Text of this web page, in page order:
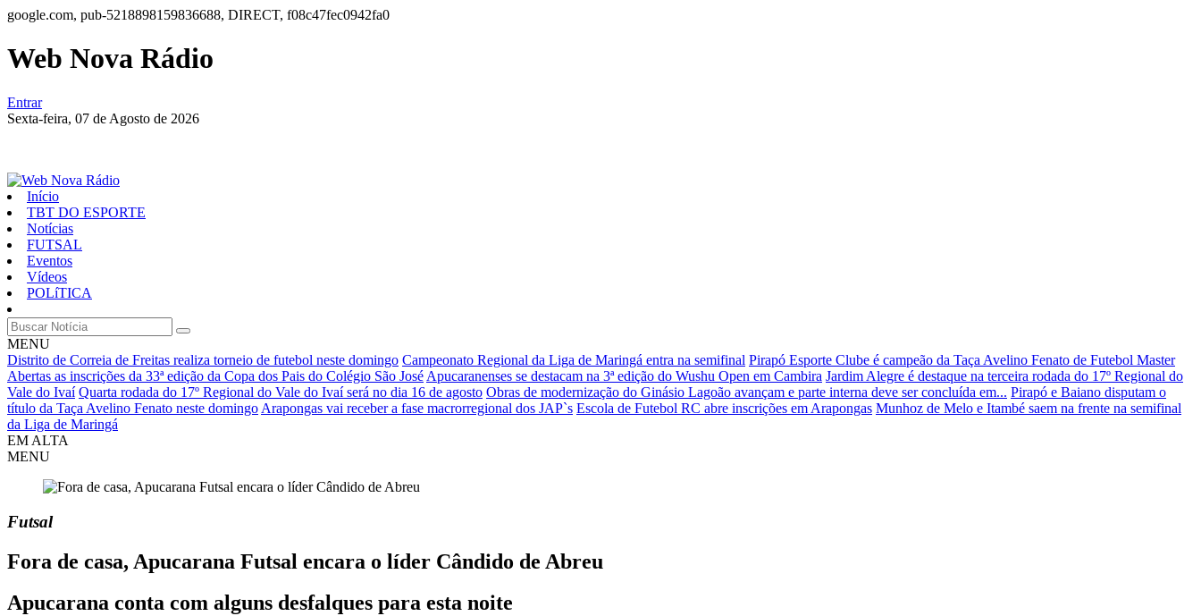
google.com, pub-5218898159836688, DIRECT, f08c47fec0942fa0
Web Nova Rádio
Entrar
Sexta-feira, 07 de Agosto de 2026
Início
TBT DO ESPORTE
Notícias
FUTSAL
Eventos
Vídeos
POLíTICA
MENU
Distrito de Correia de Freitas realiza torneio de futebol neste domingo Campeonato Regional da Liga de Maringá entra na semifinal Pirapó Esporte Clube é campeão da Taça Avelino Fenato de Futebol Master
Abertas as inscrições da 33ª edição da Copa dos Pais do Colégio São José Apucaranenses se destacam na 3ª edição do Wushu Open em Cambira Jardim Alegre é destaque na terceira rodada do 17º Regional do
Vale do Ivaí Quarta rodada do 17º Regional do Vale do Ivaí será no dia 16 de agosto Obras de modernização do Ginásio Lagoão avançam e parte interna deve ser concluída em... Pirapó e Baiano disputam o
título da Taça Avelino Fenato neste domingo Arapongas vai receber a fase macrorregional dos JAP`s Escola de Futebol RC abre inscrições em Arapongas Munhoz de Melo e Itambé saem na frente na semifinal
da Liga de Maringá
EM ALTA
MENU
Futsal
Fora de casa, Apucarana Futsal encara o líder Cândido de Abreu
Apucarana conta com alguns desfalques para esta noite